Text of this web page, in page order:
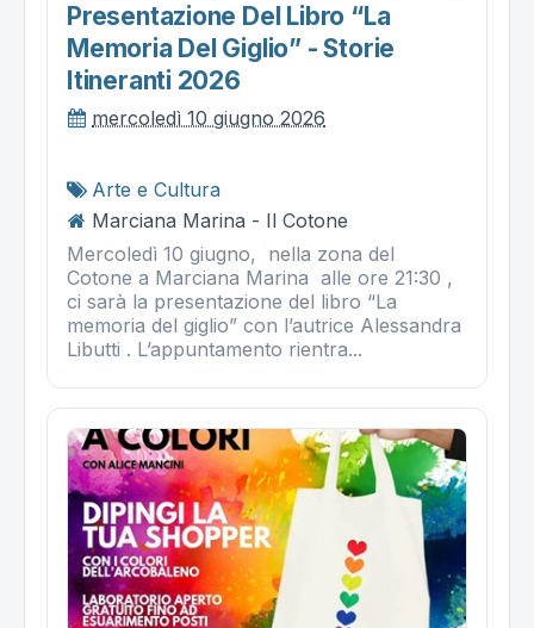
Presentazione Del Libro “la
Memoria Del Giglio” - Storie
Itineranti 2026
mercoledì 10 giugno 2026
Arte e Cultura
Marciana Marina - Il Cotone
Mercoledì 10 giugno, nella zona del
Cotone a Marciana Marina alle ore 21:30 ,
ci sarà la presentazione del libro “La
memoria del giglio” con l’autrice Alessandra
Libutti . L’appuntamento rientra...